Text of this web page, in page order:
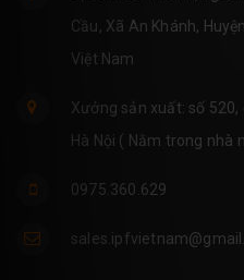
Cầu, Xã An Khánh,
Việt Nam
Xưởng sản xuất: số 520,
Hà Nội ( Nằm trong nhà
0975.360.629